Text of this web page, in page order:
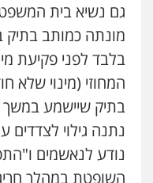
גם נשיא בית
בלבד לפני פקיעת
המחוזי (מינוי שלא
בתיק שיישמע במשך
נתנה גילוי
נודע לנאשמים
השופטת במהלך